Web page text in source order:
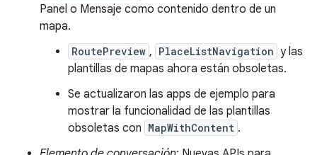
Panel o Mensaje como contenido dentro de un
mapa.
RoutePreview , PlaceListNavigation y las
plantillas de mapas ahora están obsoletas.
Se actualizaron las apps de ejemplo para
mostrar la funcionalidad de las plantillas
obsoletas con MapWithContent .